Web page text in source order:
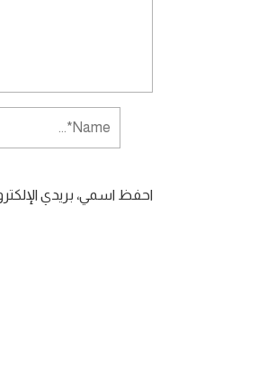
احفظ اسمي، بريدي